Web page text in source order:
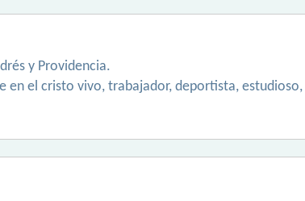
y Providencia.
en el cristo vivo, trabajador, deportista,